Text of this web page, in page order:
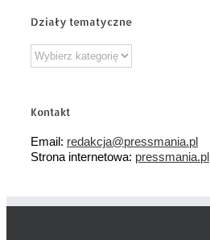
Działy tematyczne
Działy
tematyczne
Kontakt
Email: redakcja@pressmania.pl
Strona internetowa: pressmania.pl